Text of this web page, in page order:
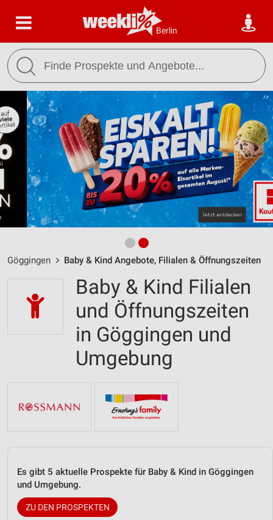
Berlin
Göggingen Baby & Kind Angebote, Filialen & Öffnungszeiten
Baby & Kind Filialen
und Öffnungszeiten
in Göggingen und
Umgebung
Es gibt 5 aktuelle Prospekte für Baby & Kind in Göggingen
und Umgebung.
ZU DEN PROSPEKTEN